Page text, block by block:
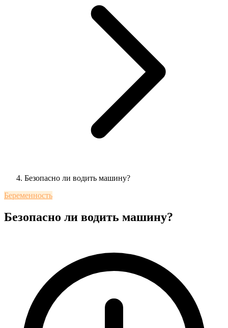
Безопасно ли водить машину?
Беременность
Безопасно ли водить машину?